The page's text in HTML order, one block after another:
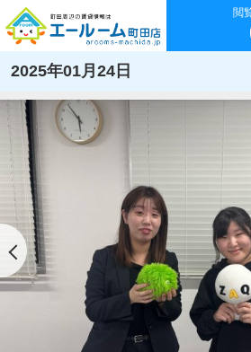
閲
2025年01月24日